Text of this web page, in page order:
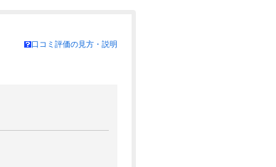
口コミ評価の見方・説明